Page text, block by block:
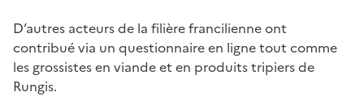
D’autres acteurs de la filière francilienne ont
contribué via un questionnaire en ligne tout comme
les grossistes en viande et en produits tripiers de
Rungis.